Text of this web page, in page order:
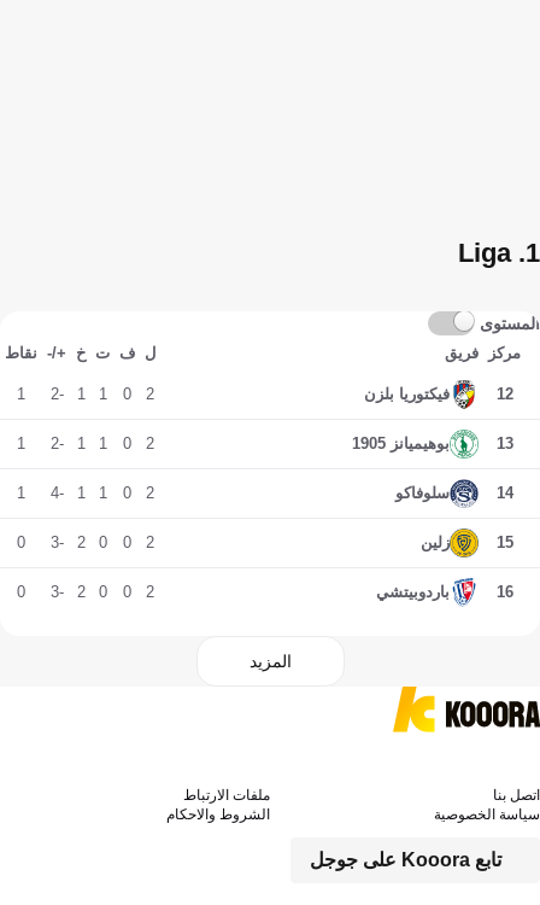
1. Liga
المستوى
مركز فريق ل ف ت خ +/- نقاط
12 فيكتوريا بلزن 2
0
1
1
-2
1
13 بوهيميانز 1905 2
0
1
1
-2
1
14 سلوفاكو 2
0
1
1
-4
1
15 زلين 2
0
0
2
-3
0
16 باردوبيتشي 2
0
0
2
-3
0
المزيد
تابع Kooora على جوجل
اتصل بنا
ملفات الارتباط
سياسة الخصوصية
الشروط والاحكام